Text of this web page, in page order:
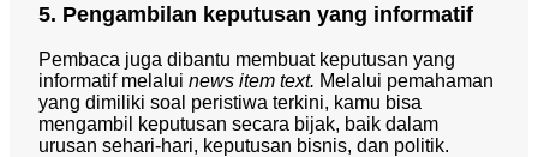
5. Pengambilan keputusan yang informatif
Pembaca juga dibantu membuat keputusan yang
informatif melalui news item text. Melalui pemahaman
yang dimiliki soal peristiwa terkini, kamu bisa
mengambil keputusan secara bijak, baik dalam
urusan sehari-hari, keputusan bisnis, dan politik.